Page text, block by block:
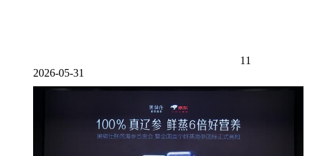
11
2026-05-31